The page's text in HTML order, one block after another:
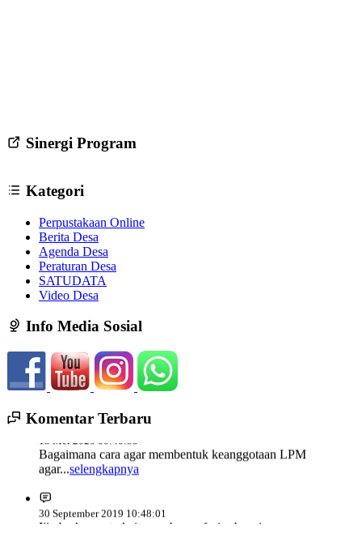
Sinergi Program
Kategori
Perpustakaan Online
Berita Desa
Agenda Desa
Peraturan Desa
SATUDATA
Video Desa
Info Media Sosial
Komentar Terbaru
13 Mei 2020 00:46:55
agar...selengkapnya
30 September 2019 10:48:01
Ijin berkenan terkait saya berprofesi sebagai
Polri...
selengkapnya